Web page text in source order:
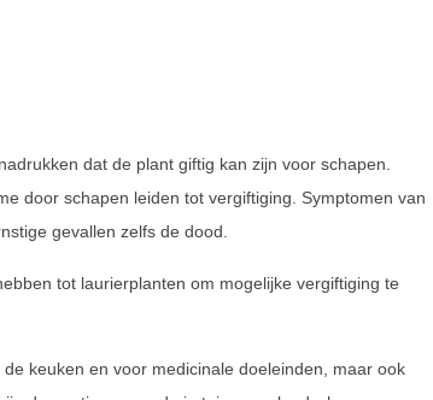
dat de plant giftig kan zijn voor schapen.
door schapen leiden tot vergiftiging. Symptomen van
gevallen zelfs de dood.
tot laurierplanten om mogelijke vergiftiging te
keuken en voor medicinale doeleinden, maar ook